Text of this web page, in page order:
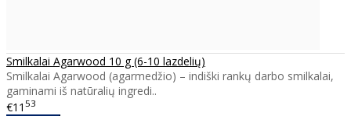
Smilkalai Agarwood 10 g (6-10 lazdelių)
Smilkalai Agarwood (agarmedžio) – indiški rankų darbo smilkalai,
gaminami iš natūralių ingredi..
€11 53